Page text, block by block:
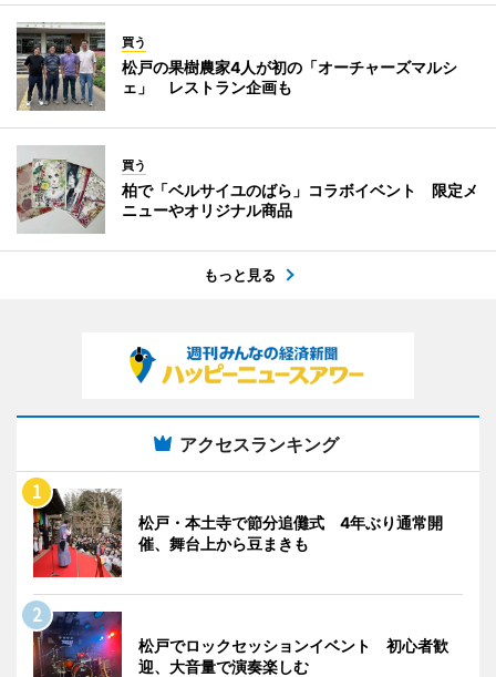
買う
松戸の果樹農家4人が初の「オーチャーズマルシ
ェ」 レストラン企画も
買う
柏で「ベルサイユのばら」コラボイベント 限定メ
ニューやオリジナル商品
もっと見る
アクセスランキング
松戸・本土寺で節分追儺式 4年ぶり通常開
催、舞台上から豆まきも
松戸でロックセッションイベント 初心者歓
迎、大音量で演奏楽しむ